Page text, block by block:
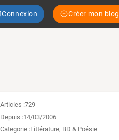
Connexion Créer mon blog
Articles :729
Depuis :14/03/2006
Categorie :Littérature, BD & Poésie